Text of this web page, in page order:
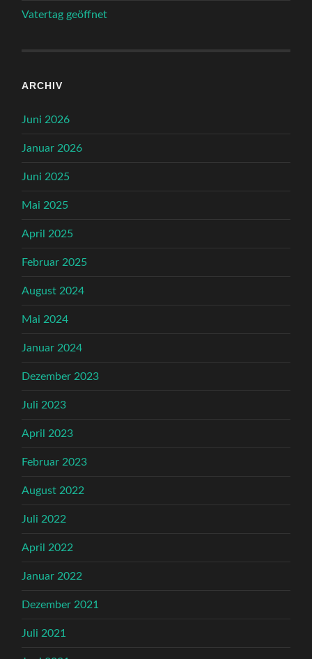
Vatertag geöffnet
ARCHIV
Juni 2026
Januar 2026
Juni 2025
Mai 2025
April 2025
Februar 2025
August 2024
Mai 2024
Januar 2024
Dezember 2023
Juli 2023
April 2023
Februar 2023
August 2022
Juli 2022
April 2022
Januar 2022
Dezember 2021
Juli 2021